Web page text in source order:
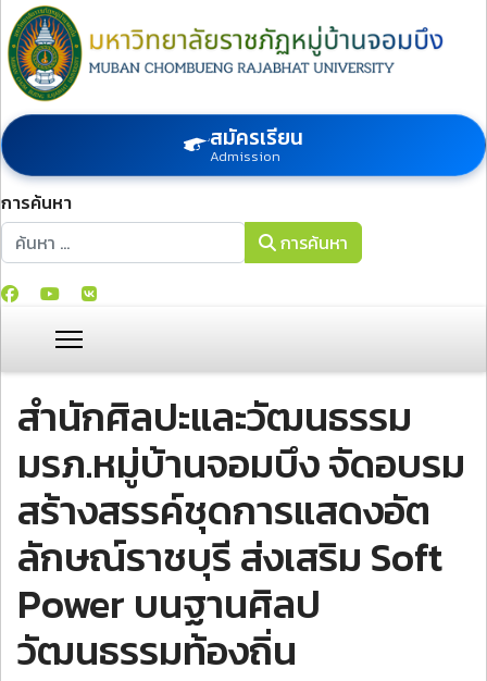
สมัครเรียน
Admission
การค้นหา
การค้นหา
การค้นหา
สำนักศิลปะและวัฒนธรรม
มรภ.หมู่บ้านจอมบึง จัดอบรม
สร้างสรรค์ชุดการแสดงอัต
ลักษณ์ราชบุรี ส่งเสริม Soft
Power บนฐานศิลป
วัฒนธรรมท้องถิ่น